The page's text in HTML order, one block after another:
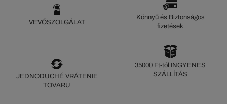
VEVŐSZOLGÁLAT
Könnyű és Biztonságos
fizetések
JEDNODUCHÉ VRÁTENIE
TOVARU
35000 Ft-tól INGYENES
SZÁLLÍTÁS